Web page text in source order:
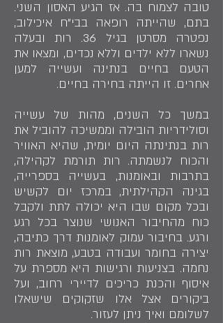
טובה לצמוח בה. אז הגיע האסון השני.
בתם, שהייתה רופאה בבי"ח איכילוב,
נפטרה מסרטן בגיל 36. רות ובעלה
נשארו ללא ילדים וללא נכדים, ומצאו את
הטעם בחיים בנתינה ועשייה למען
אחרים. זו הייתה בחירה בחיים.
במשך כל השנים, מהות של עשייה
וסולידריות הובילה וממשיכה להוביל את
רות בנתינתה היום יומית, שהיא האוויר
והכוח לנשמתה. רות תורמת לקהילה,
בתרבות ובאומנות, בעשייה בספרייה,
בגינה הקהילתית, במרכז יום לקשיש
ובכל מקום שבו היא יכולה לתת ולקבל
כוח מהחיבור האנושי שנוצר בכל רגע
ורגע. בחיבור עמוק לאומנות דרך כתיבה,
יצירה בחומר ועבודה בטבע, מוצאת רות
נחמה. בצניעות ורגישות היא מספרת על
איסוף והכנת כריכים לדיירי רחוב, ועל
ביקורים אצל אלו שזקוקים שישאלו
לשלומם ואיך ניתן לעזור.